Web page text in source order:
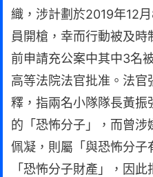
織，涉計劃於2019年12
員開槍，幸而行動被及時
前申請充公案中其中3名
高等法院法官批准。法
釋，指兩名小隊隊長黃振
的「恐怖分子」，而曾涉
佩凝，則屬「與恐怖分子
「恐怖分子財產」，因此